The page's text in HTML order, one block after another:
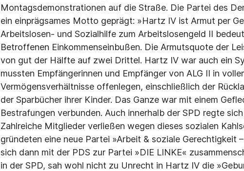
Montagsdemonstrationen auf die Straße. Die Partei des
ein einprägsames Motto geprägt: »Hartz IV ist Armut per
Arbeitslosen- und Sozialhilfe zum Arbeitslosengeld II
Betroffenen Einkommenseinbußen. Die Armutsquote der
von gut der Hälfte auf zwei Drittel. Hartz IV war auch ein
mussten Empfängerinnen und Empfänger von ALG II in
Vermögensverhältnisse offenlegen, einschließlich der
der Sparbücher ihrer Kinder. Das Ganze war mit einem
Bestrafungen verbunden. Auch innerhalb der SPD regte
Zahlreiche Mitglieder verließen wegen dieses sozialen
gründeten eine neue Partei »Arbeit & soziale Gerechtigkeit
sich dann mit der PDS zur Partei »DIE LINKE«
in der SPD, sah wohl nicht zu Unrecht in Hartz IV die